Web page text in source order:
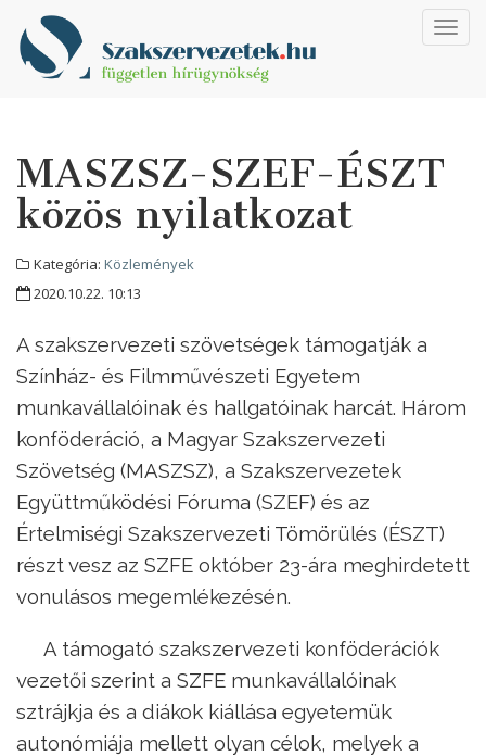
MASZSZ-SZEF-ÉSZT
közös nyilatkozat
Kategória: Közlemények
2020.10.22. 10:13
A szakszervezeti szövetségek támogatják a
Színház- és Filmművészeti Egyetem
munkavállalóinak és hallgatóinak harcát. Három
konföderáció, a Magyar Szakszervezeti
Szövetség (MASZSZ), a Szakszervezetek
Együttműködési Fóruma (SZEF) és az
Értelmiségi Szakszervezeti Tömörülés (ÉSZT)
részt vesz az SZFE október 23-ára meghirdetett
vonulásos megemlékezésén.
A támogató szakszervezeti konföderációk
vezetői szerint a SZFE munkavállalóinak
sztrájkja és a diákok kiállása egyetemük
autonómiája mellett olyan célok, melyek a